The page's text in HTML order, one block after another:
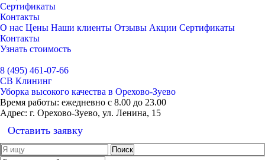
Сертификаты
Контакты
О нас Цены Наши клиенты Отзывы Акции Сертификаты
Контакты
Узнать стоимость
8 (495) 461-07-66
СВ Клининг
Уборка высокого качества в Орехово-Зуево
Время работы: ежедневно с 8.00 до 23.00
Адрес: г. Орехово-Зуево, ул. Ленина, 15
Оставить заявку